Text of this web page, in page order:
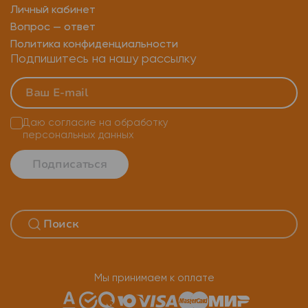
Карта памяти transcend 64 гб
Шторка для камеры телефона
Шторка на камеру смартфона
Карта памяти transcend 8gb
Карта памяти transcend 2gb
Шторка для камеры айфон
Карта памяти transcend 4gb
Личный кабинет
Вопрос — ответ
Политика конфиденциальности
Подпишитесь на нашу рассылку
Подписаться
Даю согласие на обработку
персональных данных
Мы принимаем к оплате